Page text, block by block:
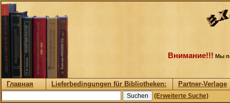
Внимание!!! Мы
Главная Lieferbedingungen für Bibliotheken: Partner-Verlage
(Erweiterte Suche)